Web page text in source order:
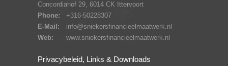
Concordiahof 29, 6014 CK Ittervoort
Phone:
+316-50228307
E-Mail:
info@sniekersfinancieelmaatwerk.nl
Web:
www.sniekersfinancieelmaatwerk.nl
Privacybeleid, Links & Downloads